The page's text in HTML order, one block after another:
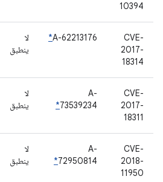
10394
CVE-
2017-
18314
A-62213176
*
لا
ينطبق
CVE-
2017-
18311
A-
73539234
*
لا
ينطبق
CVE-
2018-
11950
A-
72950814
*
لا
ينطبق